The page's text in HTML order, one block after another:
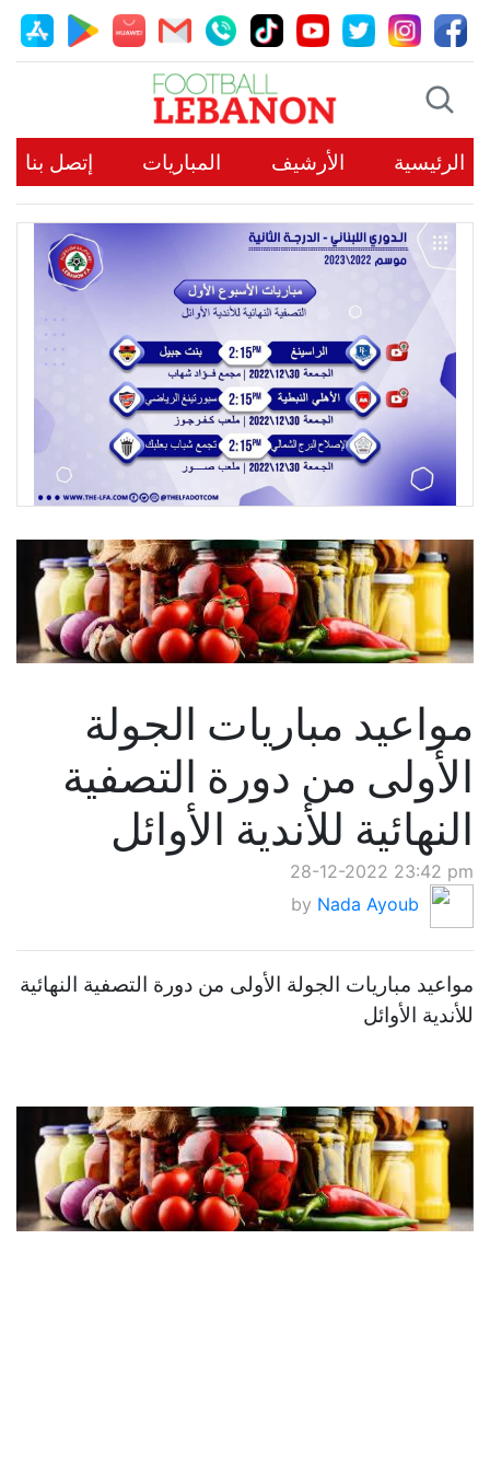
الرئيسية الأرشيف المباريات إتصل بنا
مواعيد مباريات الجولة
الأولى من دورة التصفية
النهائية للأندية الأوائل
28-12-2022 23:42 pm
by Nada Ayoub
مواعيد مباريات الجولة الأولى من دورة التصفية النهائية
للأندية الأوائل